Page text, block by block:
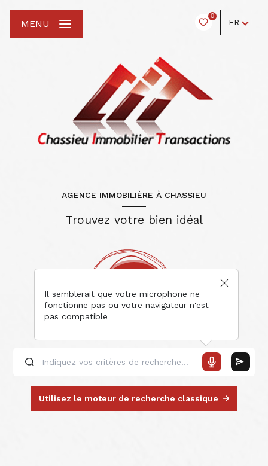
0
FR
MENU
AGENCE IMMOBILIÈRE À CHASSIEU
Trouvez votre bien idéal
Il semblerait que votre microphone ne
fonctionne pas ou votre navigateur n'est
pas compatible
Utilisez le moteur de recherche classique